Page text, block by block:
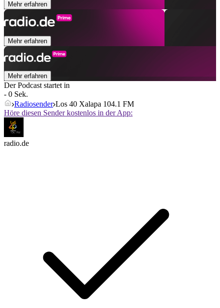
Mehr erfahren
Mehr erfahren
Mehr erfahren
Der Podcast startet in
- 0 Sek.
Radiosender Los 40 Xalapa 104.1 FM
Höre diesen Sender kostenlos in der App:
radio.de